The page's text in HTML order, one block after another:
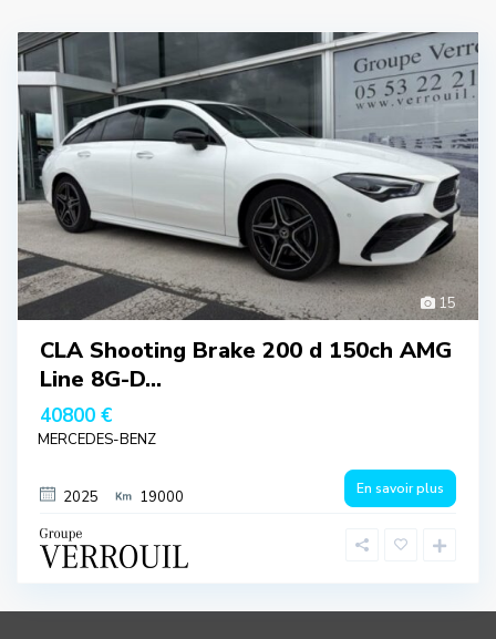
15
CLA Shooting Brake 200 d 150ch AMG
Line 8G-D...
40800 €
MERCEDES-BENZ
2025 19000 En savoir plus